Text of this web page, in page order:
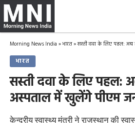
Morning News India »भारत»सस्ती दवा के लिए पहल: अब हर
भारत
सस्ती दवा के लिए पहल:
अस्पताल में खुलेंगे पीएम
केन्द्रीय स्वास्थ्य मंत्री ने राजस्थान की